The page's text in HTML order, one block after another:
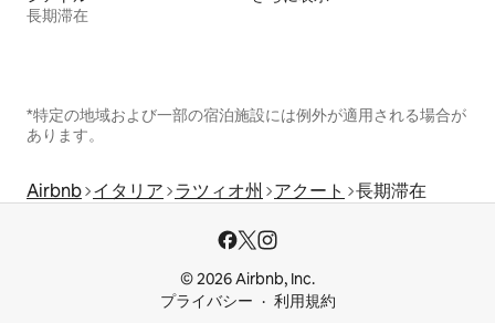
長期滞在
*特定の地域および一部の宿泊施設には例外が適用される場合が
あります。
Airbnb イタリア ラツィオ州 アクート 長期滞在
© 2026 Airbnb, Inc.
プライバシー
利用規約